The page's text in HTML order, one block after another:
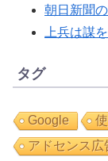
朝日新聞
上兵は謀
タグ
Google
アドセンス広